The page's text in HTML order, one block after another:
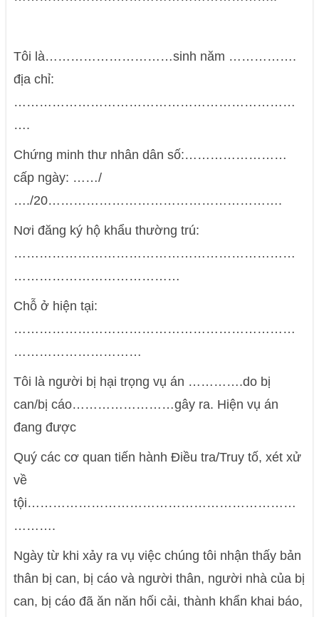
Tôi là…………………………sinh năm …………….
địa chỉ:
…………………………………………………………
….
Chứng minh thư nhân dân số:……………………
cấp ngày: ……/
…./20……………………………………………….
Nơi đăng ký hộ khẩu thường trú:
…………………………………………………………
…………………………………
Chỗ ở hiện tại:
…………………………………………………………
…………………………
Tôi là người bị hại trọng vụ án ………….do bị
can/bị cáo……………………gây ra. Hiện vụ án
đang được
Quý các cơ quan tiến hành Điều tra/Truy tố, xét xử
về
tội………………………………………………………
……….
Ngày từ khi xảy ra vụ việc chúng tôi nhận thấy bản
thân bị can, bị cáo và người thân, người nhà của bị
can, bị cáo đã ăn năn hối cải, thành khẩn khai báo,